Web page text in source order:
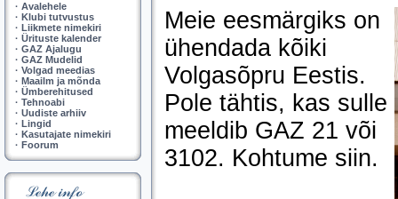
· Avalehele
· Klubi tutvustus
· Liikmete nimekiri
· Ürituste kalender
· GAZ Ajalugu
· GAZ Mudelid
· Volgad meedias
· Maailm ja mõnda
· Ümberehitused
· Tehnoabi
· Uudiste arhiiv
· Lingid
· Kasutajate nimekiri
· Foorum
Meie eesmärgiks on
ühendada kõiki
Volgasõpru Eestis.
Pole tähtis, kas sulle
meeldib GAZ 21 või
3102. Kohtume siin.